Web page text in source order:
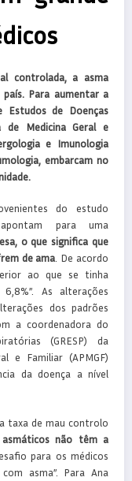
controlada, a asma
Para aumentar a
de Doenças
de Medicina Geral e
e Imunologia
embarcam no
do estudo
apontam para uma
o que significa que
de ama. De acordo
ao que se tinha
As alterações
dos padrões
a coordenadora do
(GRESP) da
e Familiar (APMGF)
da doença a nível
taxa de mau controlo
não têm a
para os médicos
asma”. Para Ana